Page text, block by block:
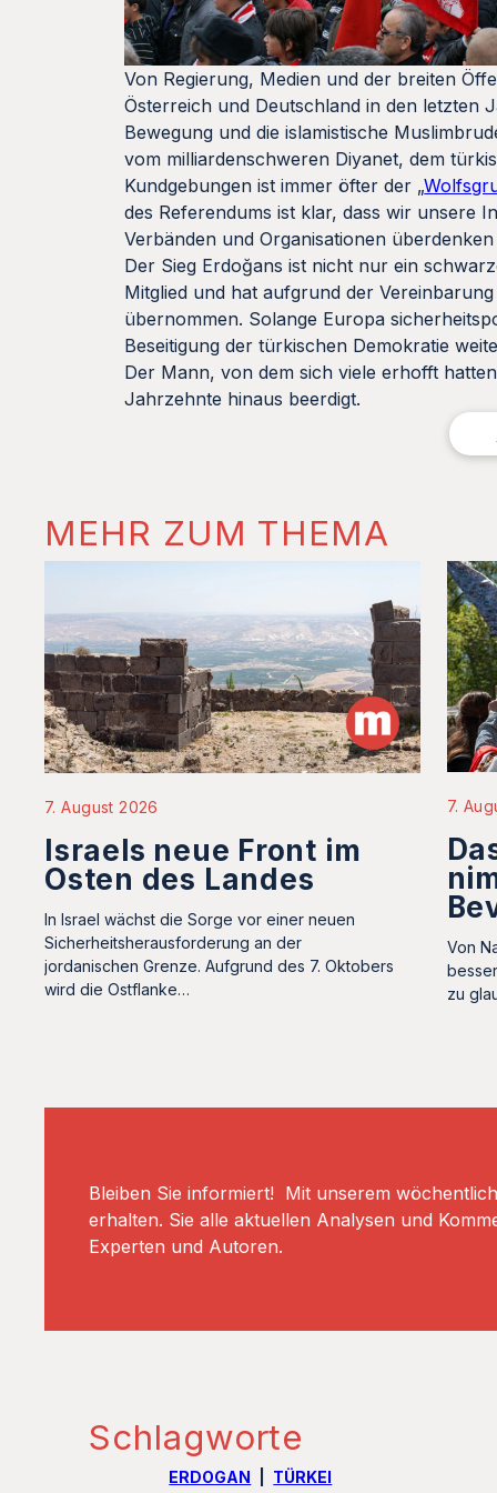
Von Regierung, Medien und der breiten
Österreich und Deutschland in den letzten
Bewegung und die islamistische
vom milliardenschweren Diyanet, dem
Kundgebungen ist immer öfter der „
des Referendums ist klar, dass wir unsere
Verbänden und Organisationen
Der Sieg Erdoğans ist nicht nur ein
Mitglied und hat aufgrund der
übernommen. Solange Europa
Beseitigung der türkischen Demokratie
Der Mann, von dem sich viele erhofft
Jahrzehnte hinaus beerdigt.
MEHR ZUM THEMA
7. August 2026
Israels neue Front im
Osten des Landes
In Israel wächst die Sorge vor einer neuen
Sicherheitsherausforderung an der
jordanischen Grenze. Aufgrund des 7. Oktobers
wird die Ostflanke…
7.
Von
zu
Bleiben Sie informiert! Mit unserem
erhalten. Sie alle aktuellen Analysen und
Experten und Autoren.
Schlagworte
ERDOGAN TÜRKEI